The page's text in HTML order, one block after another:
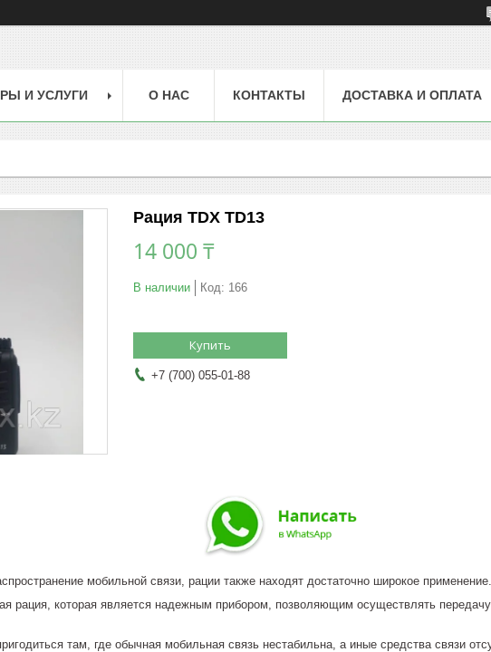
И УСЛУГИ О НАС КОНТАКТЫ ДОСТАВКА И ОПЛАТА
Рация TDX TD13
14 000 ₸
В наличии Код: 166
Купить
+7 (700) 055-01-88
мобильной связи, рации также находят достаточно широкое применение.
рация, которая является надежным прибором, позволяющим осуществлять
там, где обычная мобильная связь нестабильна, а иные средства связи